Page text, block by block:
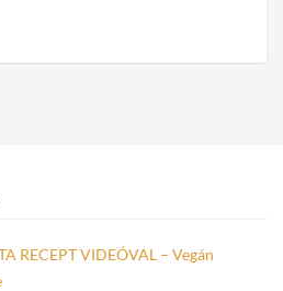
RECEPT VIDEÓVAL – Vegán